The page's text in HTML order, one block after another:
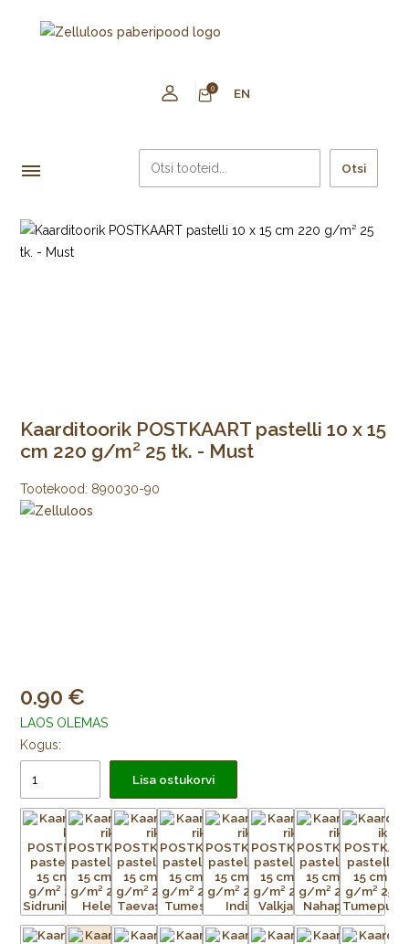
0 EN
Otsi
Kaarditoorik POSTKAART pastelli 10 x 15
cm 220 g/m² 25 tk. - Must
Tootekood: 890030-90
0.90
LAOS OLEMAS
Kogus:
Lisa ostukorvi